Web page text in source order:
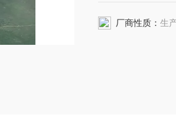
厂商性质：生